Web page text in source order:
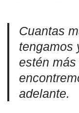
Cuantas
tengamos
estén
adelante.